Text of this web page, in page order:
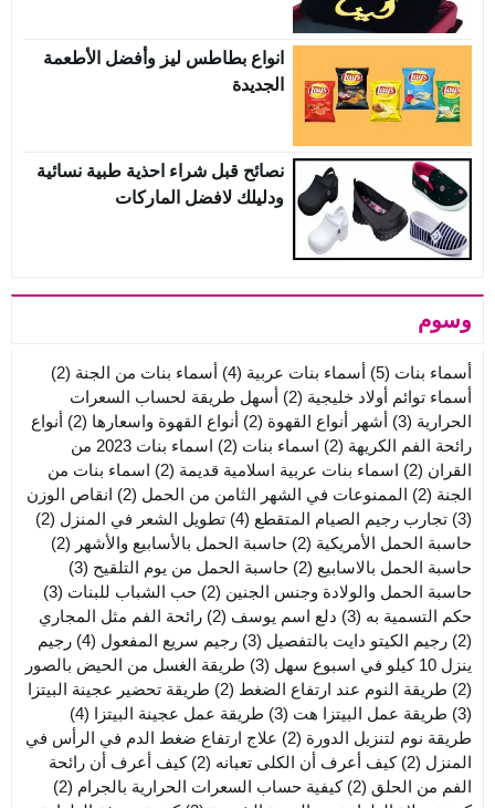
انواع بطاطس ليز وأفضل الأطعمة
الجديدة
نصائح قبل شراء احذية طبية نسائية
ودليلك لافضل الماركات
وسوم
أسماء بنات (5) أسماء بنات عربية (4) أسماء بنات من الجنة (2)
أسماء توائم أولاد خليجية (2)
أسهل طريقة لحساب السعرات
الحرارية (3) أشهر أنواع القهوة (2) أنواع القهوة واسعارها (2)
أنواع
رائحة الفم الكريهة (2) اسماء بنات (2)
اسماء بنات 2023 من
القران (2) اسماء بنات عربية اسلامية قديمة (2)
اسماء بنات من
الجنة (2) الممنوعات في الشهر الثامن من الحمل (2)
انقاص الوزن
(3)
تجارب رجيم الصيام المتقطع (4) تطويل الشعر في المنزل (2)
حاسبة الحمل الأمريكية (2) حاسبة الحمل بالأسابيع والأشهر (2)
حاسبة الحمل بالاسابيع (2) حاسبة الحمل من يوم التلقيح (3)
حاسبة الحمل والولادة وجنس الجنين (2) حب الشباب للبنات (3)
حكم التسمية به (3) دلع اسم يوسف (2)
رائحة الفم مثل المجاري
(2)
رجيم الكيتو دايت بالتفصيل (3) رجيم سريع المفعول (4)
رجيم
ينزل 10 كيلو في اسبوع سهل
(3)
طريقة الغسل من الحيض بالصور
(2)
طريقة النوم عند ارتفاع الضغط (2)
طريقة تحضير عجينة البيتزا
(3)
طريقة عمل البيتزا هت (3) طريقة عمل عجينة البيتزا (4)
طريقة نوم لتنزيل الدورة (2)
علاج ارتفاع ضغط الدم في الرأس في
المنزل (2) كيف أعرف أن الكلى تعبانه (2)
كيف أعرف أن رائحة
الفم من الحلق (2) كيفية حساب السعرات الحرارية بالجرام (2)